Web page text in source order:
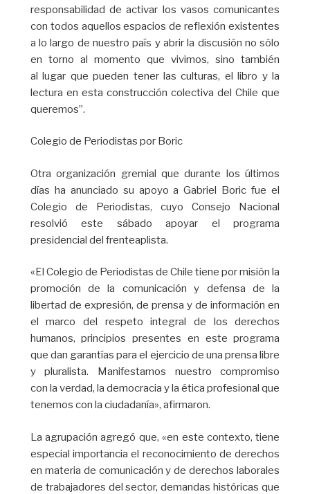
responsabilidad de activar los vasos comunicantes
con todos aquellos espacios de reflexión existentes
a lo largo de nuestro país y abrir la discusión no sólo
en torno al momento que vivimos, sino también
al lugar que pueden tener las culturas, el libro y la
lectura en esta construcción colectiva del Chile que
queremos”.
Colegio de Periodistas por Boric
Otra organización gremial que durante los últimos
días ha anunciado su apoyo a Gabriel Boric fue el
Colegio de Periodistas, cuyo Consejo Nacional
resolvió este sábado apoyar el programa
presidencial del frenteaplista.
«El Colegio de Periodistas de Chile tiene por misión la
promoción de la comunicación y defensa de la
libertad de expresión, de prensa y de información en
el marco del respeto integral de los derechos
humanos, principios presentes en este programa
que dan garantías para el ejercicio de una prensa libre
y pluralista. Manifestamos nuestro compromiso
con la verdad, la democracia y la ética profesional que
tenemos con la ciudadanía», afirmaron.
La agrupación agregó que, «en este contexto, tiene
especial importancia el reconocimiento de derechos
en materia de comunicación y de derechos laborales
de trabajadores del sector, demandas históricas que